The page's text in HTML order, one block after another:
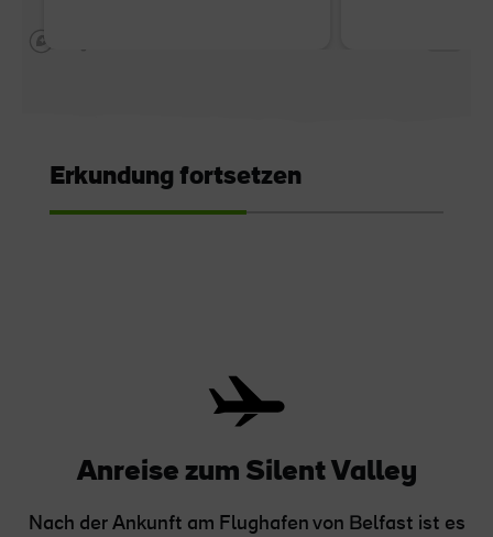
Erkundung fortsetzen
Anreise zum Silent Valley
Nach der Ankunft am Flughafen von Belfast ist es